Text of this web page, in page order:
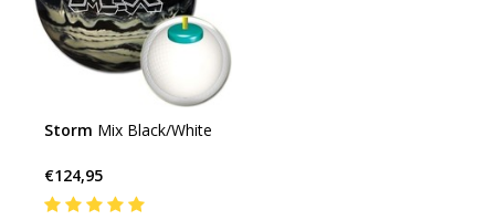
Storm Mix Black/White
€124,95